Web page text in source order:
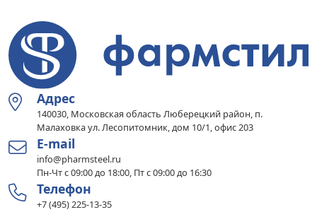
Адрес
140030, Московская область Люберецкий район, п.
Малаховка ул. Лесопитомник, дом 10/1, офис 203
E-mail
info@pharmsteel.ru
Пн-Чт с 09:00 до 18:00, Пт с 09:00 до 16:30
Телефон
+7 (495) 225-13-35